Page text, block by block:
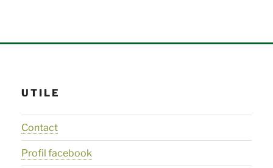
UTILE
Contact
Profil facebook